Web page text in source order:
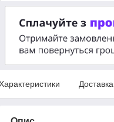
Доставка